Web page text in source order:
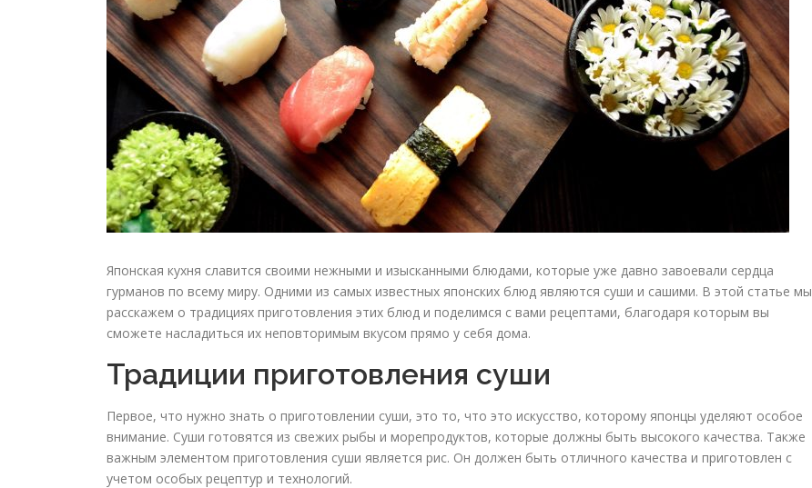
Японская кухня славится своими нежными и изысканными блюдами, которые уже давно завоевали сердца
гурманов по всему миру. Одними из самых известных японских блюд являются суши и сашими. В этой статье мы
расскажем о традициях приготовления этих блюд и поделимся с вами рецептами, благодаря которым вы
сможете насладиться их неповторимым вкусом прямо у себя дома.
Традиции приготовления суши
Первое, что нужно знать о приготовлении суши, это то, что это искусство, которому японцы уделяют особое
внимание. Суши готовятся из свежих рыбы и морепродуктов, которые должны быть высокого качества. Также
важным элементом приготовления суши является рис. Он должен быть отличного качества и приготовлен с
учетом особых рецептур и технологий.